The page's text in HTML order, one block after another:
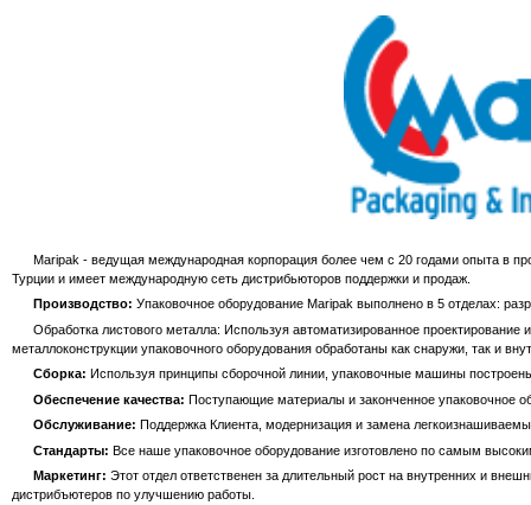
Maripak - ведущая международная корпорация более чем с 20 годами опыта в
Турции и имеет международную сеть дистрибьюторов поддержки и продаж.
Производство: Упаковочное оборудование Maripak выполнено в 5 отделах:
Обработка листового металла: Используя автоматизированное проектирование
металлоконструкции упаковочного оборудования обработаны как снаружи, так и
Сборка: Используя принципы сборочной линии, упаковочные машины
Обеспечение качества: Поступающие материалы и законченное упаковочное
Обслуживание: Поддержка Клиента, модернизация и замена
Стандарты: Все наше упаковочное оборудование изготовлено по самым
Маркетинг: Этот отдел ответственен за длительный рост на внутренних и
дистрибъютеров по улучшению работы.